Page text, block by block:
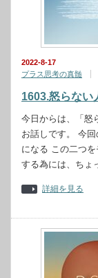
2022-8-17
プラス思考の真髄
1603.怒らない
今日からは、「怒
お話しです。 今
になる この二つ
する為には、ちょ
詳細を見る